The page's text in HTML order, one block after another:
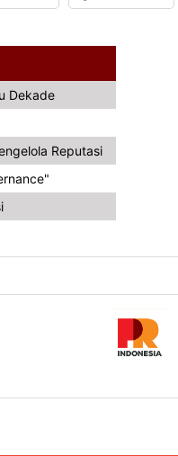
Dekade
Reputasi